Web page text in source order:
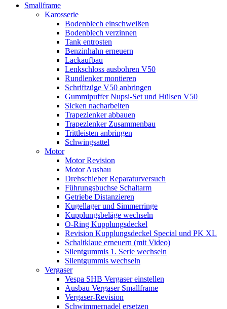
Smallframe
Karosserie
Bodenblech einschweißen
Bodenblech verzinnen
Tank entrosten
Benzinhahn erneuern
Lackaufbau
Lenkschloss ausbohren V50
Rundlenker montieren
Schriftzüge V50 anbringen
Gummipuffer Nupsi-Set und Hülsen V50
Sicken nacharbeiten
Trapezlenker abbauen
Trapezlenker Zusammenbau
Trittleisten anbringen
Schwingsattel
Motor
Motor Revision
Motor Ausbau
Drehschieber Reparaturversuch
Führungsbuchse Schaltarm
Getriebe Distanzieren
Kugellager und Simmerringe
Kupplungsbeläge wechseln
O-Ring Kupplungsdeckel
Revision Kupplungsdeckel Special und PK XL
Schaltklaue erneuern (mit Video)
Silentgummis 1. Serie wechseln
Silentgummis wechseln
Vergaser
Vespa SHB Vergaser einstellen
Ausbau Vergaser Smallframe
Vergaser-Revision
Schwimmernadel ersetzen